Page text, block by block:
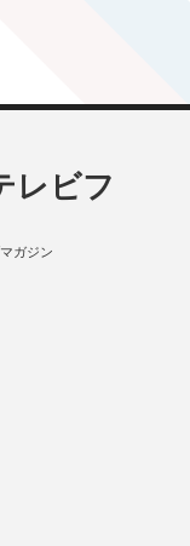
レビフ
ガジン